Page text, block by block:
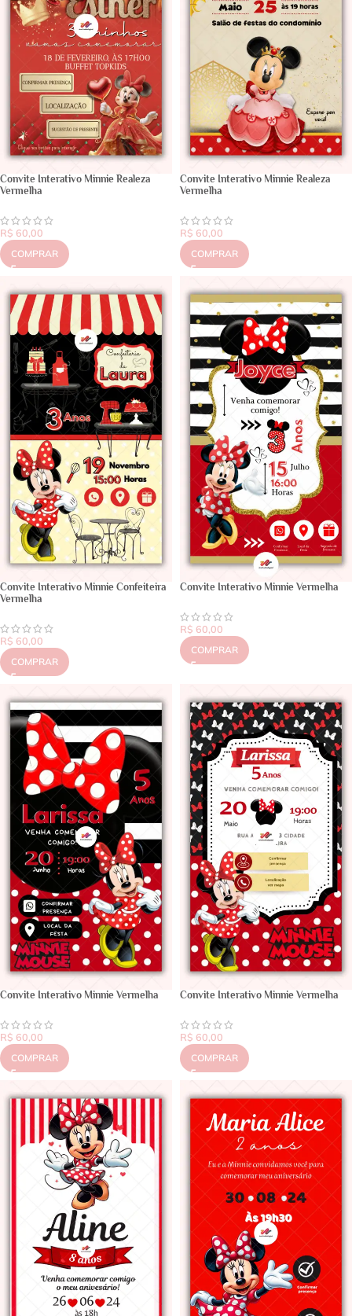
Convite Interativo Minnie Realeza
Vermelha
R$ 60,00
COMPRAR
Convite Interativo Minnie Realeza
Vermelha
R$ 60,00
COMPRAR
Convite Interativo Minnie Confeiteira
Vermelha
R$ 60,00
COMPRAR
Convite Interativo Minnie Vermelha
R$ 60,00
COMPRAR
Convite Interativo Minnie Vermelha
R$ 60,00
COMPRAR
Convite Interativo Minnie Vermelha
R$ 60,00
COMPRAR